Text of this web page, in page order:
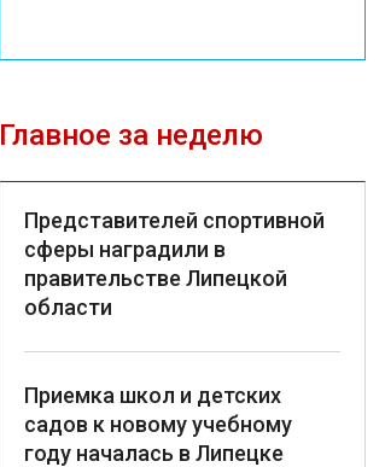
Главное за неделю
Представителей спортивной
сферы наградили в
правительстве Липецкой
области
Приемка школ и детских
садов к новому учебному
году началась в Липецке